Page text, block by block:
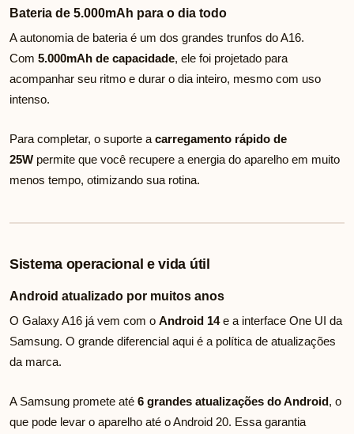
Bateria de 5.000mAh para o dia todo
A autonomia de bateria é um dos grandes trunfos do A16.
Com 5.000mAh de capacidade, ele foi projetado para
acompanhar seu ritmo e durar o dia inteiro, mesmo com uso
intenso.
Para completar, o suporte a carregamento rápido de
25W permite que você recupere a energia do aparelho em muito
menos tempo, otimizando sua rotina.
Sistema operacional e vida útil
Android atualizado por muitos anos
O Galaxy A16 já vem com o Android 14e a interface One UI da
Samsung. O grande diferencial aqui é a política de atualizações
da marca.
A Samsung promete até 6 grandes atualizações do Android, o
que pode levar o aparelho até o Android 20. Essa garantia